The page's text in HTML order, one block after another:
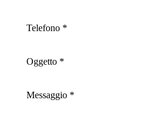
Telefono *
Oggetto *
Messaggio *